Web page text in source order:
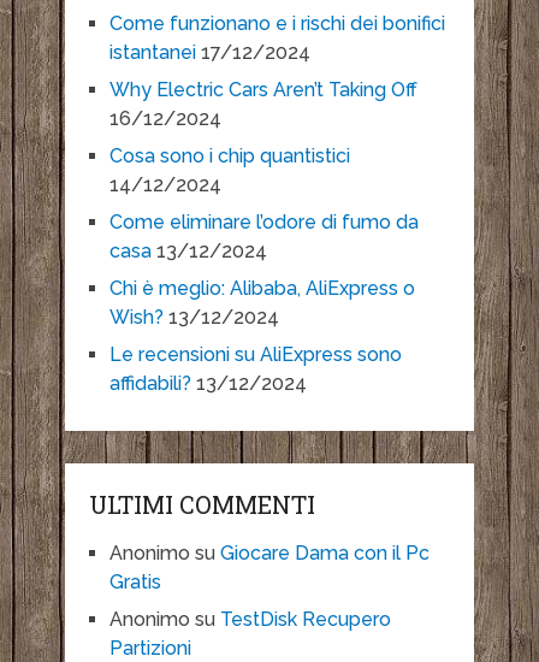
Come funzionano e i rischi dei bonifici
istantanei 17/12/2024
Why Electric Cars Aren’t Taking Off
16/12/2024
Cosa sono i chip quantistici
14/12/2024
Come eliminare l’odore di fumo da
casa 13/12/2024
Chi è meglio: Alibaba, AliExpress o
Wish? 13/12/2024
Le recensioni su AliExpress sono
affidabili? 13/12/2024
ULTIMI COMMENTI
Anonimo su Giocare Dama con il Pc
Gratis
Anonimo su TestDisk Recupero
Partizioni